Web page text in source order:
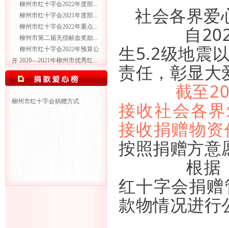
柳州市红十字会2022年度部...
柳州市红十字会2021年度部...
柳州市红十字会2022年重点...
柳州市第二届无偿献血奖励...
柳州市红十字会2022年预算公
开 2020—2021年柳州市优秀红...
柳州市红十字会捐赠方式
社会各界爱
自2026
生5.2级地震
责任，彰显大
截至
接收社会各
接收捐赠物
按照捐赠方意
根据《
红十字会捐
款物情况进行